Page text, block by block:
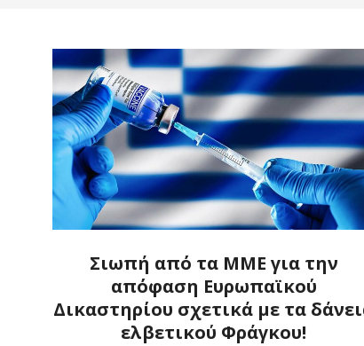
Σιωπή από τα ΜΜΕ για την
απόφαση Ευρωπαϊκού
Δικαστηρίου σχετικά με τα
ελβετικού Φράγκου!